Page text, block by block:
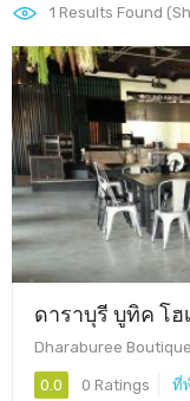
1 Results Found
ดาราบุรี บูทิค โฮ
Dharaburee
0.0 0 Ratings ที่